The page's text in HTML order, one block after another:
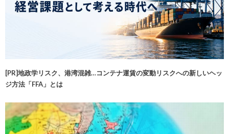
[PR]地政学リスク、港湾混雑…コンテナ運賃の変動リスクへの新しいヘッ
ジ方法「FFA」とは